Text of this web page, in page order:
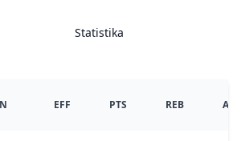
Statistika
EFF PTS REB AS